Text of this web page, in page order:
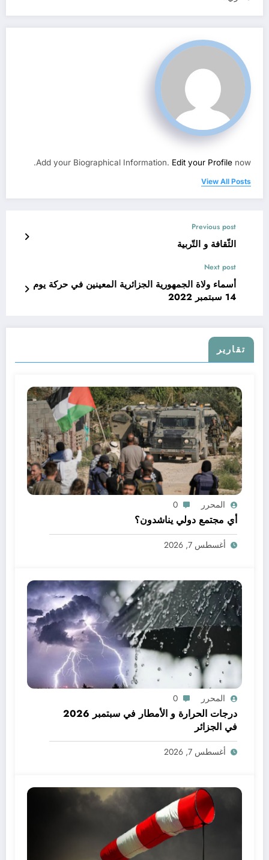
Add your Biographical Information. Edit your Profile now.
View All Posts
Previous post
الثّقافة و التّربية
Next post
أسماء ولاة الجمهورية الجزائرية المعينين في حركة يوم
14 سبتمبر 2022
تقارير
المحرر 0
أي مجتمع دولي يناشدون؟
أغسطس 7, 2026
المحرر 0
درجات الحرارة و الأمطار في سبتمبر 2026
في الجزائر
أغسطس 7, 2026